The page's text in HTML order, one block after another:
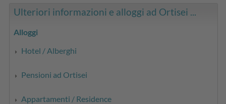
Ulteriori informazioni e alloggi ad Ortisei ...
Alloggi
Hotel / Alberghi
Pensioni ad Ortisei
Appartamenti / Residence